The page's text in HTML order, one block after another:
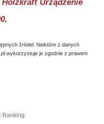
Holzkraft Urządzenie
.
źródeł. Niektóre z danych
wykorzystuje je zgodnie z prawem
Ranking